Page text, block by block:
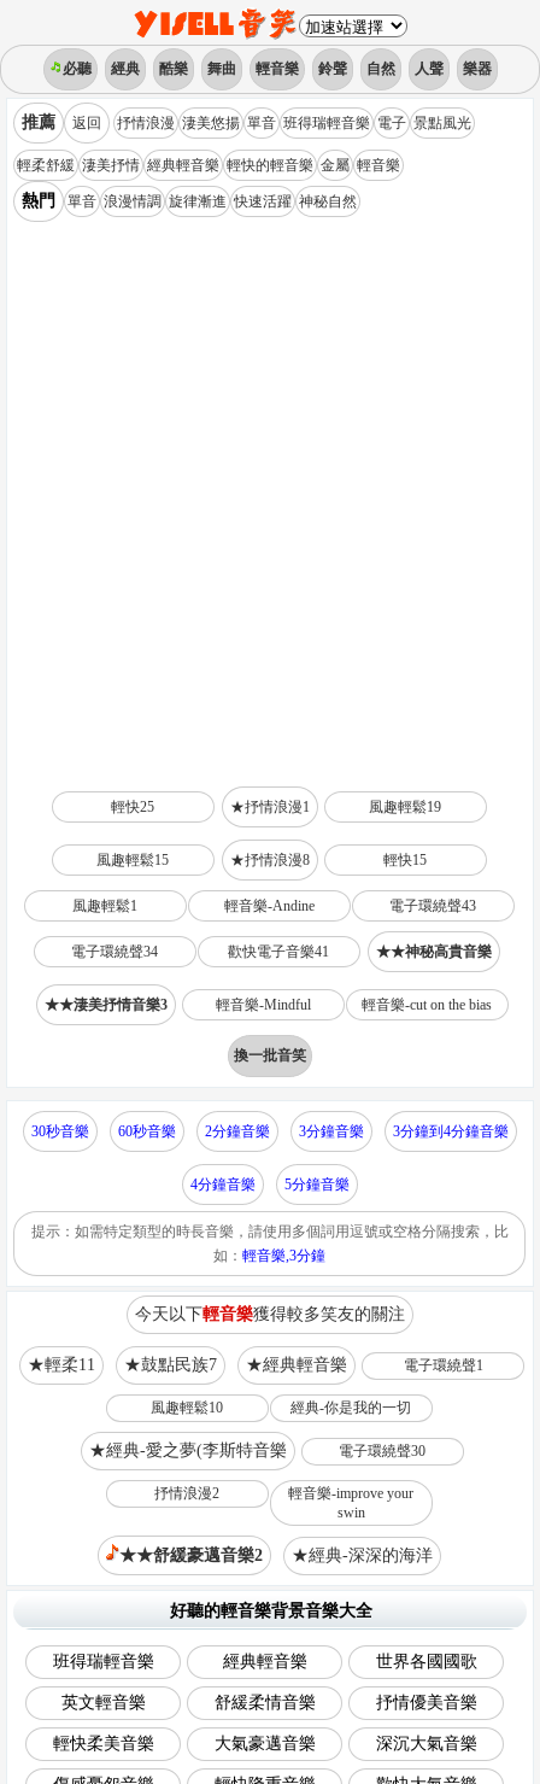
必聽 經典 酷樂 舞曲 輕音樂 鈴聲 自然 人聲 樂器
推薦 返回 抒情浪漫 淒美悠揚 單音 班得瑞輕音樂 電子 景點風光
輕柔舒緩 淒美抒情 經典輕音樂 輕快的輕音樂 金屬 輕音樂
熱門 單音 浪漫情調 旋律漸進 快速活躍 神秘自然
輕快25 ★抒情浪漫1 風趣輕鬆19
風趣輕鬆15 ★抒情浪漫8 輕快15
風趣輕鬆1 輕音樂-Andine 電子環繞聲43
電子環繞聲34 歡快電子音樂41 ★★神秘高貴音樂
★★淒美抒情音樂3 輕音樂-Mindful 輕音樂-cut on the bias
換一批音笑
30秒音樂 60秒音樂 2分鐘音樂 3分鐘音樂 3分鐘到4分鐘音樂
4分鐘音樂 5分鐘音樂
提示：如需特定類型的時長音樂，請使用多個詞用逗號或空格分隔搜索，比
如：輕音樂,3分鐘
今天以下輕音樂獲得較多笑友的關注
★輕柔11 ★鼓點民族7 ★經典輕音樂 電子環繞聲1
風趣輕鬆10 經典-你是我的一切
★經典-愛之夢(李斯特音樂 電子環繞聲30
抒情浪漫2
輕音樂-improve your
swin
★★舒緩豪邁音樂2 ★經典-深深的海洋
好聽的輕音樂背景音樂大全
班得瑞輕音樂 經典輕音樂 世界各國國歌
英文輕音樂 舒緩柔情音樂 抒情優美音樂
輕快柔美音樂 大氣豪邁音樂 深沉大氣音樂